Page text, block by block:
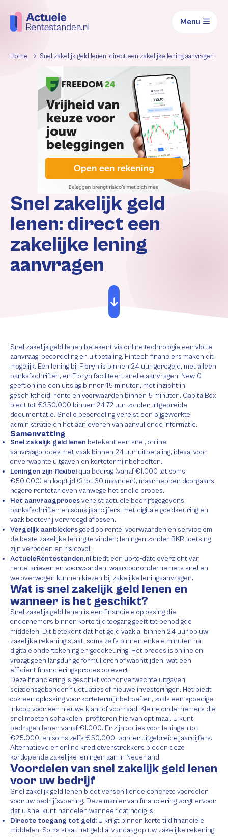
Menu
Home Snel zakelijk geld lenen: direct een zakelijke lening aanvragen
Snel zakelijk geld
lenen: direct een
zakelijke lening
aanvragen
Snel zakelijk geld lenen betekent via online technologie een vlotte
aanvraag, beoordeling en uitbetaling. Fintech financiers maken dit
mogelijk. Een lening bij Floryn is binnen 24 uur geregeld, met alleen
bankafschriften, en Floryn faciliteert snelle aanvragen. New10
geeft online een uitslag binnen 15 minuten, met inzicht in
geschiktheid, rente en voorwaarden binnen 5 minuten. CapitalBox
biedt tot €350.000 binnen 24-72 uur zonder uitgebreide
documentatie. Snelle beoordeling vereist een bijgewerkte
administratie en het aanleveren van aanvullende informatie.
Samenvatting
Snel zakelijk geld lenen betekent een snel, online
aanvraagproces met vaak binnen 24 uur uitbetaling, ideaal voor
onverwachte uitgaven en kortetermijnbehoeften.
Leningen zijn flexibel qua bedrag (vanaf €1.000 tot soms
€50.000) en looptijd (3 tot 60 maanden), maar hebben doorgaans
hogere rentetarieven vanwege het snelle proces.
Het aanvraagprocesvereist actuele bedrijfsgegevens,
bankafschriften en soms jaarcijfers, met digitale goedkeuring en
vaak boetevrij vervroegd aflossen.
Vergelijk aanbiedersgoed op rente, voorwaarden en service om
de beste zakelijke lening te vinden; leningen zonder BKR-toetsing
zijn verboden en risicovol.
ActueleRentestanden.nl biedt een up-to-date overzicht van
rentetarieven en voorwaarden, waardoor ondernemers snel en
weloverwogen kunnen kiezen bij zakelijke leningaanvragen.
Wat is snel zakelijk geld lenen en
wanneer is het geschikt?
Snel zakelijk geld lenen is een financiële oplossing die
ondernemers binnen korte tijd toegang geeft tot benodigde
middelen. Dit betekent dat het geld vaak al binnen 24 uur op uw
zakelijke rekening staat, soms zelfs binnen enkele minuten na
digitale ondertekening en goedkeuring. Het proces is online en
vraagt geen langdurige formulieren of wachttijden, wat een
efficiënt financieringsproces oplevert.
Deze financiering is geschikt voor onverwachte uitgaven,
seizoensgebonden fluctuaties of nieuwe investeringen. Het biedt
ook een oplossing voor kortetermijnbehoeften, zoals een spoedige
inkoop voor een nieuwe klant of voorraad. Kleine ondernemers die
snel moeten schakelen, profiteren hiervan optimaal. U kunt
bedragen lenen vanaf €1.000. Er zijn opties voor leningen tot
€25.000, en soms zelfs €50.000, zonder uitgebreide jaarcijfers.
Alternatieve en online kredietverstrekkers bieden deze
kortlopende zakelijke leningen aan in Nederland.
Voordelen van snel zakelijk geld lenen
voor uw bedrijf
Snel zakelijk geld lenen biedt verschillende concrete voordelen
voor uw bedrijfsvoering. Deze manier van financiering zorgt ervoor
dat u snel kunt handelen wanneer dat nodig is.
Directe toegang tot geld: U krijgt binnen korte tijd financiële
middelen. Soms staat het geld al vandaag op uw zakelijke rekening